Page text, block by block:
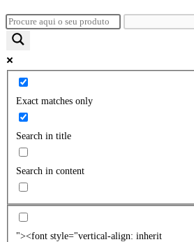
Exact matches only
Search in title
Search in content
"><font style="vertical-align: inherit